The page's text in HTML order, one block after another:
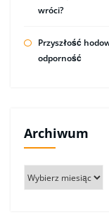
wróci?
Przyszłość
odporność
Archiwum